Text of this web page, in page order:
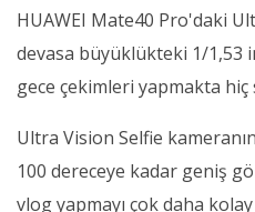
HUAWEI Mate40 Pro'daki
devasa büyüklükteki 1/1,53
gece çekimleri yapmakta hiç
Ultra Vision Selfie
100 dereceye kadar geniş
vlog yapmayı çok daha